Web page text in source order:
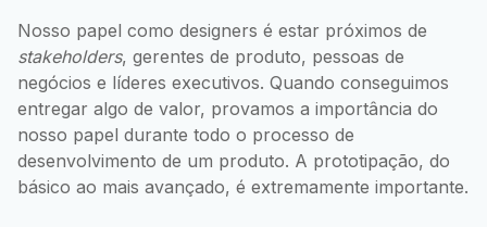
Nosso papel como designers é estar próximos de
stakeholders, gerentes de produto, pessoas de
negócios e líderes executivos. Quando conseguimos
entregar algo de valor, provamos a importância do
nosso papel durante todo o processo de
desenvolvimento de um produto. A prototipação, do
básico ao mais avançado, é extremamente importante.